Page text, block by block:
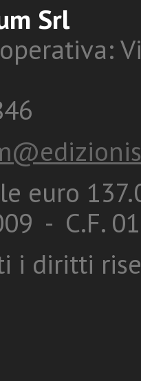
Srl
euro
- C.F.
i diritti